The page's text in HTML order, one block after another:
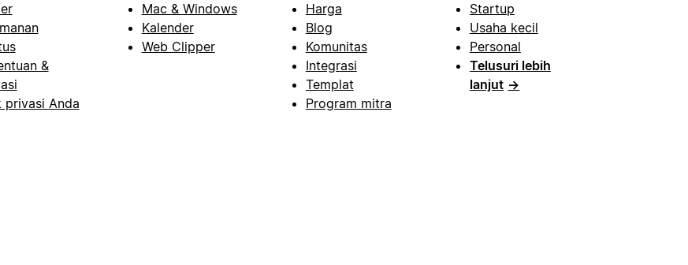
&
privasi Anda
Mac & Windows
Kalender
Web Clipper
Harga
Blog
Komunitas
Integrasi
Templat
Program mitra
Startup
Usaha kecil
Personal
Telusuri lebih
lanjut →